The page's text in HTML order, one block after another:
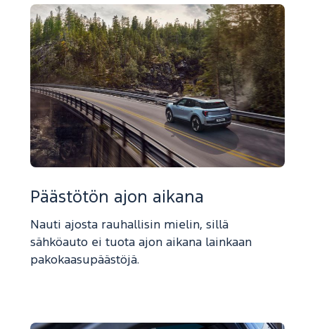
Päästötön ajon aikana
Nauti ajosta rauhallisin mielin, sillä
sähköauto ei tuota ajon aikana lainkaan
pakokaasupäästöjä.